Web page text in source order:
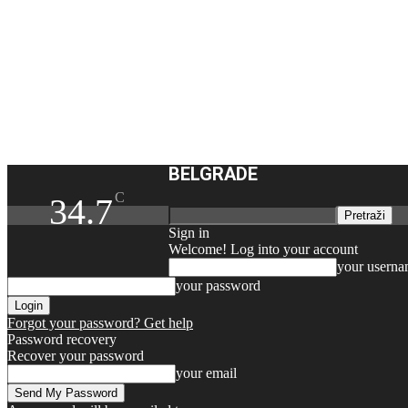
34.7C
BELGRADE
Sign in
Welcome! Log into your account
your
your password
Forgot your password? Get help
Password recovery
Recover your password
your email